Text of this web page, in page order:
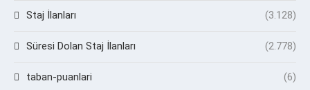
Staj İlanları (3.128)
Süresi Dolan Staj İlanları (2.778)
taban-puanlari (6)